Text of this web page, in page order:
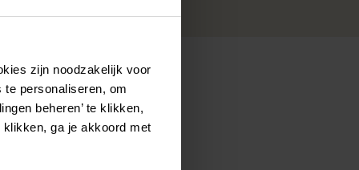
zijn noodzakelijk voor
personaliseren, om
beheren’ te klikken,
klikken, ga je akkoord met